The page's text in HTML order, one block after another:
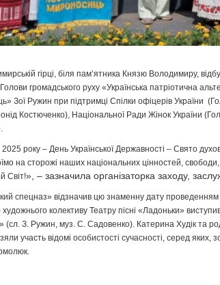
гірці, біля пам’ятника Князю Володимиру,
Голови громадського руху «Українська патріотична
Зої Ружин при підтримці Спілки офіцерів України
Костюченко), Національної Ради Жінок України
року – День Української Державності – Свято
на сторожі наших національних цінностей,
Світ!», – зазначила організаторка заходу,
спецназ» відзначив цю знаменну дату проведенням
колективу Театру пісні «Ладоньки»
(сл. З. Ружин, муз. С. Садовенко). Катерина Худік та
участь відомі особистості сучасності, серед